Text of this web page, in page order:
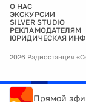
О НАС
ЭКСКУРСИИ
SILVER STUDIO
РЕКЛАМОДАТЕЛЯМ
ЮРИДИЧЕСКАЯ
2026 Радиостанция
Прямой